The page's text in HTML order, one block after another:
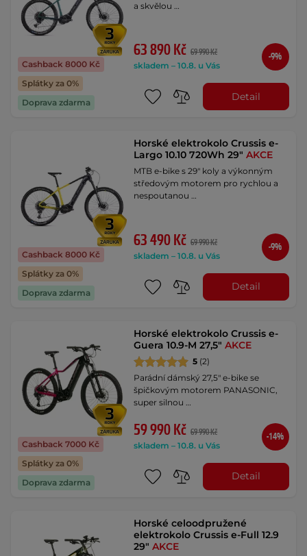
Cashback 8000 Kč
Splátky za 0%
Doprava zdarma
a skvělou …
63 890 Kč 69 990 Kč
skladem – 10.8. u Vás
-9%
Detail
Cashback 8000 Kč
Splátky za 0%
Doprava zdarma
Horské elektrokolo Crussis e-
Largo 10.10 720Wh 29"AKCE
MTB e-bike s 29" koly a výkonným
středovým motorem pro rychlou a
nespoutanou …
63 490 Kč 69 990 Kč
skladem – 10.8. u Vás
-9%
Detail
Cashback 7000 Kč
Splátky za 0%
Doprava zdarma
Horské elektrokolo Crussis e-
Guera 10.9-M 27,5"AKCE
5 (2)
Parádní dámský 27,5" e-bike se
špičkovým motorem PANASONIC,
super silnou …
59 990 Kč 69 990 Kč
skladem – 10.8. u Vás
-14%
Detail
Horské celoodpružené
elektrokolo Crussis e-Full 12.9
29"AKCE